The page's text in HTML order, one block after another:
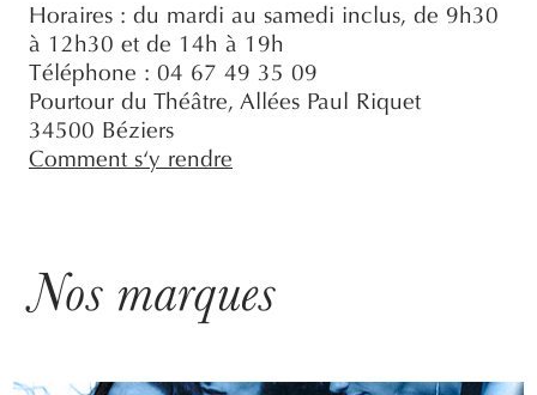
Horaires : du mardi au samedi inclus, de 9h30
à 12h30 et de 14h à 19h
Téléphone : 04 67 49 35 09
Pourtour du Théâtre, Allées Paul Riquet
34500 Béziers
Comment s‘y rendre
Nos marques